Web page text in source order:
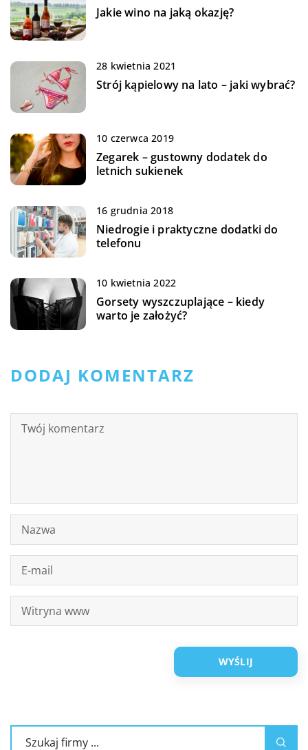
Jakie wino na jaką okazję?
28 kwietnia 2021
Strój kąpielowy na lato – jaki wybrać?
10 czerwca 2019
Zegarek – gustowny dodatek do
letnich sukienek
16 grudnia 2018
Niedrogie i praktyczne dodatki do
telefonu
10 kwietnia 2022
Gorsety wyszczuplające – kiedy
warto je założyć?
DODAJ KOMENTARZ